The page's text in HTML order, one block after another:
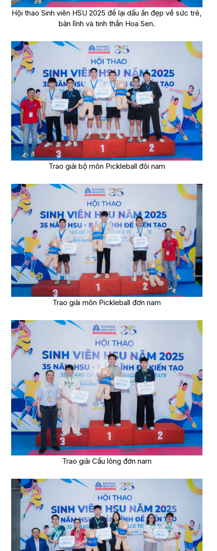
Hội thao Sinh viên HSU 2025 để lại dấu ấn đẹp về sức trẻ,
bản lĩnh và tinh thần Hoa Sen.
Trao giải bộ môn Pickleball đôi nam
Trao giải môn Pickleball đơn nam
Trao giải Cầu lông đơn nam